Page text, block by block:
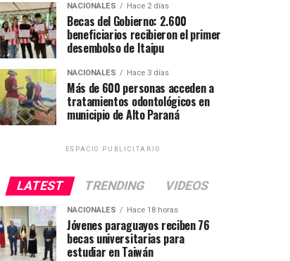
NACIONALES Hace 2 días
Becas del Gobierno: 2.600
beneficiarios recibieron el primer
desembolso de Itaipu
NACIONALES Hace 3 días
Más de 600 personas acceden a
tratamientos odontológicos en
municipio de Alto Paraná
ESPACIO PUBLICITARIO
LATEST TRENDING VIDEOS
NACIONALES Hace 18 horas
Jóvenes paraguayos reciben 76
becas universitarias para
estudiar en Taiwán